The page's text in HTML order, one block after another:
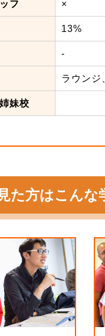
フ ×
13%
-
ラウンジ
妹校
た方はこんな